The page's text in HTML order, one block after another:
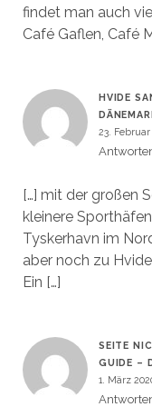
findet man auch
Café Gaflen, Café
HVIDE
23. Februar
[…] mit der großen
kleinere
Tyskerhavn im
aber noch zu
Ein […]
SEITE
GUIDE –
1. März